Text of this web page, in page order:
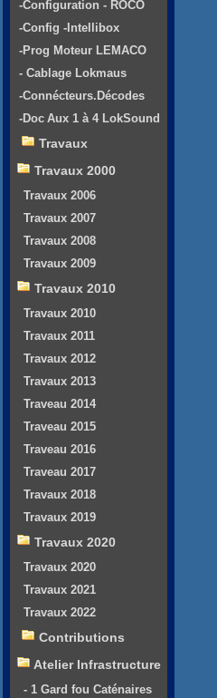
-Configuration - ROCO
-Config -Intellibox
-Prog Moteur LEMACO
- Cablage Lokmaus
-Connécteurs.Décodes
-Doc Aux 1 à 4 LokSound
Travaux
Travaux 2000
Travaux 2006
Travaux 2007
Travaux 2008
Travaux 2009
Travaux 2010
Travaux 2010
Travaux 2011
Travaux 2012
Travaux 2013
Traveau 2014
Traveau 2015
Traveau 2016
Traveau 2017
Travaux 2018
Travaux 2019
Travaux 2020
Travaux 2020
Travaux 2021
Travaux 2022
Contributions
Atelier Infrastructure
- 1 Gard fou Caténaires